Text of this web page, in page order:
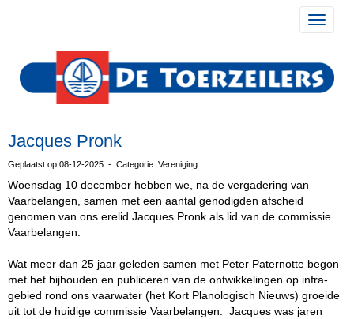
Toggle
Jacques Pronk
Geplaatst op 08-12-2025 - Categorie: Vereniging
Woensdag 10 december hebben we, na de vergadering van
Vaarbelangen, samen met een aantal genodigden afscheid
genomen van ons erelid Jacques Pronk als lid van de commissie
Vaarbelangen.
Wat meer dan 25 jaar geleden samen met Peter Paternotte begon
met het bijhouden en publiceren van de ontwikkelingen op infra-
gebied rond ons vaarwater (het Kort Planologisch Nieuws) groeide
uit tot de huidige commissie Vaarbelangen. Jacques was jaren